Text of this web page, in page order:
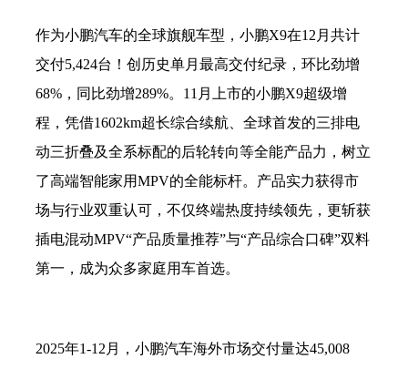
作为小鹏汽车的全球旗舰车型，小鹏X9在12月共计
交付5,424台！创历史单月最高交付纪录，环比劲增
68%，同比劲增289%。11月上市的小鹏X9超级增
程，凭借1602km超长综合续航、全球首发的三排电
动三折叠及全系标配的后轮转向等全能产品力，树立
了高端智能家用MPV的全能标杆。产品实力获得市
场与行业双重认可，不仅终端热度持续领先，更斩获
插电混动MPV“产品质量推荐”与“产品综合口碑”双料
第一，成为众多家庭用车首选。
2025年1-12月，小鹏汽车海外市场交付量达45,008